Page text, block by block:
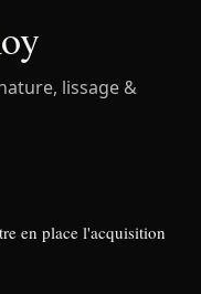
lissage &
en place l'acquisition